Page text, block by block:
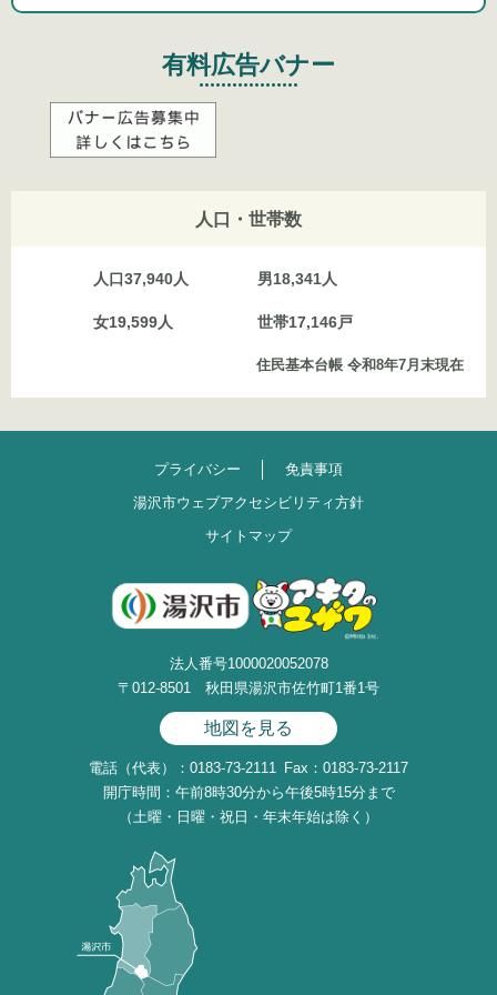
有料広告バナー
人口・世帯数
人口37,940人 男18,341人
女19,599人 世帯17,146戸
住民基本台帳 令和8年7月末現在
プライバシー
免責事項
湯沢市ウェブアクセシビリティ方針
サイトマップ
法人番号1000020052078
〒012-8501 秋田県湯沢市佐竹町1番1号
地図を見る
電話（代表）：0183-73-2111 Fax：0183-73-2117
開庁時間：午前8時30分から午後5時15分まで
（土曜・日曜・祝日・年末年始は除く）